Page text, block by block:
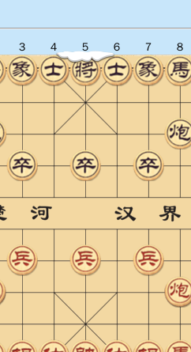
３ ４ ５ ６ ７ ８